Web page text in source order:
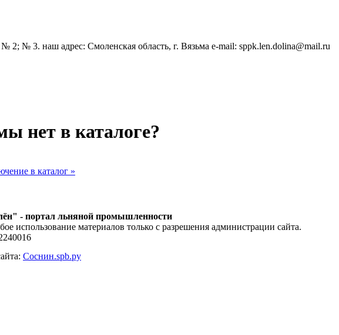
2; № 3. наш адрес: Смоленская область, г. Вязьма е-mail: sppk.len.dolina@mail.ru
нет в каталоге?
в каталог »
- портал льняной промышленности
использование материалов только с разрешения администрации сайта.
Соснин.spb.ру